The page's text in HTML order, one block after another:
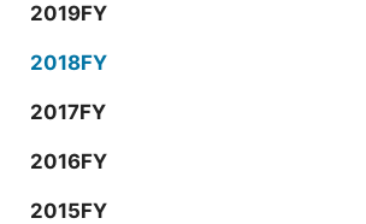
2019FY
2018FY
2017FY
2016FY
2015FY